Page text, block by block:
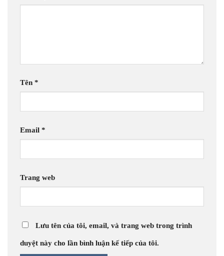
Tên *
Email *
Trang web
Lưu tên của tôi, email, và trang web trong trình
duyệt này cho lần bình luận kế tiếp của tôi.